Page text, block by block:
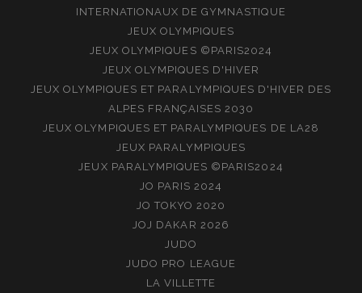
INTERNATIONAUX DE GYMNASTIQUE
JEUX OLYMPIQUES
JEUX OLYMPIQUES ©PARIS2024
JEUX OLYMPIQUES D'HIVER
JEUX OLYMPIQUES ET PARALYMPIQUES D'HIVER DES
ALPES FRANÇAISES 2030
JEUX OLYMPIQUES ET PARALYMPIQUES DE LA28
JEUX PARALYMPIQUES
JEUX PARALYMPIQUES ©PARIS2024
JO PARIS 2024
JO TOKYO 2020
JOJ DAKAR 2026
JUDO
JUDO PRO LEAGUE
LA VILLETTE